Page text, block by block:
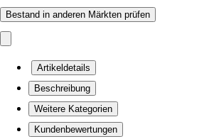
Bestand in anderen Märkten prüfen
Artikeldetails
Beschreibung
Weitere Kategorien
Kundenbewertungen